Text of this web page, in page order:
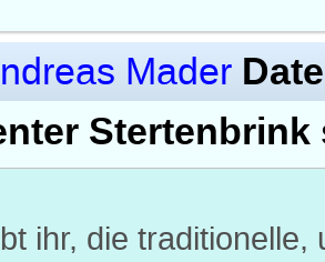
Mader Date
ihr, die